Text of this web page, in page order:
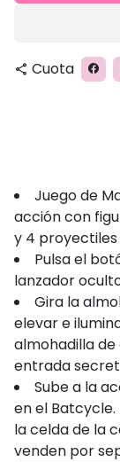
share Cuota
Juego de
acción con
y 4 proyectiles
Pulsa el
lanzador
Gira la
elevar e
almohadilla
entrada
Sube a la
en el Batcycle.
la celda de la
venden por